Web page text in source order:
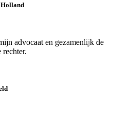
Holland
advocaat en gezamenlijk de